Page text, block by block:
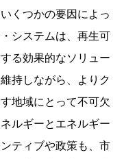
くつかの要因によっ
システムは、再生可
る効果的なソリュー
持しながら、よりク
地域にとって不可欠
ルギーとエネルギー
ティブや政策も、市